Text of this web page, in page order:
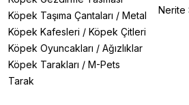
Köpek Taşıma Çantaları / Metal
Köpek Kafesleri / Köpek Çitleri
Köpek Oyuncakları / Ağızlıklar
Köpek Tarakları / M-Pets
Tarak
Nerite